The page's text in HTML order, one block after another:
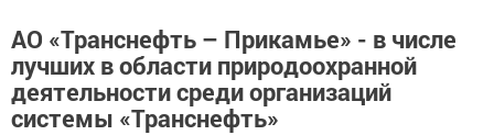
АО «Транснефть – Прикамье» - в числе
лучших в области природоохранной
деятельности среди организаций
системы «Транснефть»